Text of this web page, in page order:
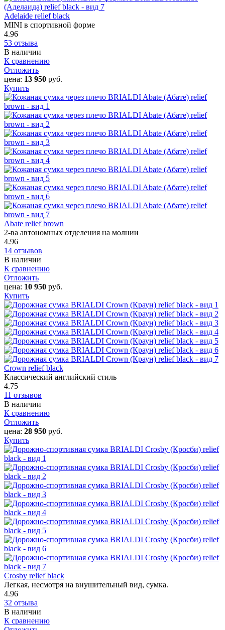
Adelaide relief black
MINI в спортивной форме
4.96
53 отзыва
В наличии
К сравнению
Отложить
цена: 13 950 руб.
Купить
Abate relief brown
2-ва автономных отделения на молнии
4.96
14 отзывов
В наличии
К сравнению
Отложить
цена: 10 950 руб.
Купить
Crown relief black
Классический английский стиль
4.75
11 отзывов
В наличии
К сравнению
Отложить
цена: 28 950 руб.
Купить
Crosby relief black
Легкая, несмотря на внушительный вид, сумка.
4.96
32 отзыва
В наличии
К сравнению